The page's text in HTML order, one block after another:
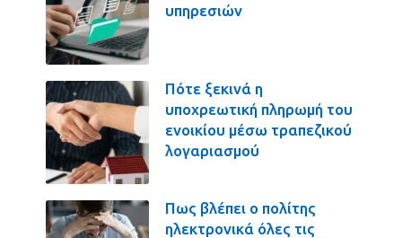
υπηρεσιών
Πότε ξεκινά η
υποχρεωτική πληρωμή του
ενοικίου μέσω τραπεζικού
λογαριασμού
Πως βλέπει ο πολίτης
ηλεκτρονικά όλες τις